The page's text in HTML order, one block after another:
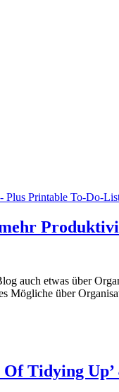
auch etwas über
Mögliche über
Of Tidying